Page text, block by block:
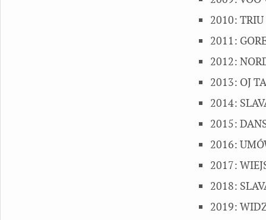
2010:
2011:
2012:
2013: OJ
2014:
2015:
2016:
2017:
2018:
2019: